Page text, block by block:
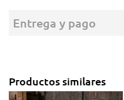
Entrega y pago
Productos similares